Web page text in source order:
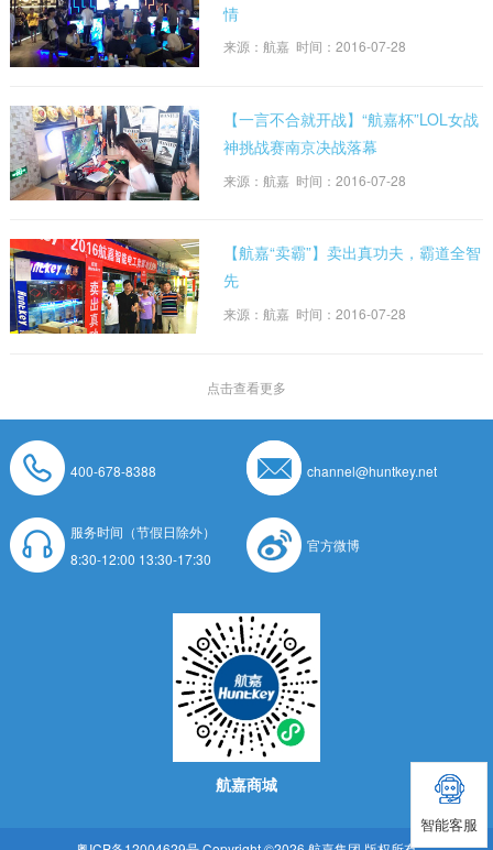
情
来源：航嘉 时间：2016-07-28
【一言不合就开战】“航嘉杯”LOL女战
神挑战赛南京决战落幕
来源：航嘉 时间：2016-07-28
【航嘉“卖霸”】卖出真功夫，霸道全智
先
来源：航嘉 时间：2016-07-28
点击查看更多
400-678-8388 channel@huntkey.net
服务时间（节假日除外）
8:30-12:00 13:30-17:30
官方微博
航嘉商城
智能客服